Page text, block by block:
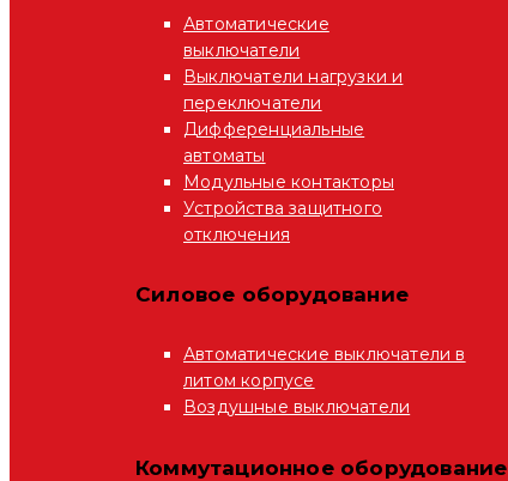
Автоматические
выключатели
Выключатели нагрузки и
переключатели
Дифференциальные
автоматы
Модульные контакторы
Устройства защитного
отключения
Силовое оборудование
Автоматические выключатели в
литом корпусе
Воздушные выключатели
Коммутационное оборудование